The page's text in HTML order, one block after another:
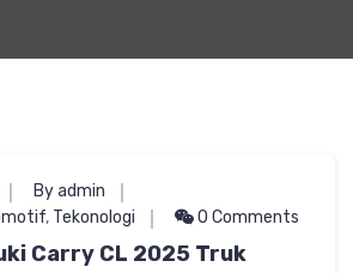
By admin
, Tekonologi 0 Comments
Carry CL 2025 Truk